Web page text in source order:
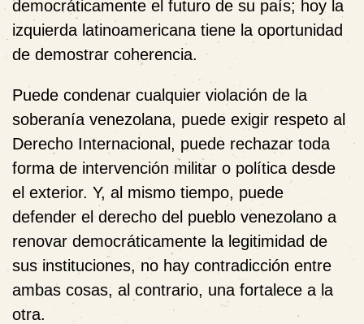
democráticamente el futuro de su país; hoy la
izquierda latinoamericana tiene la oportunidad
de demostrar coherencia.
Puede condenar cualquier violación de la
soberanía venezolana, puede exigir respeto al
Derecho Internacional, puede rechazar toda
forma de intervención militar o política desde
el exterior. Y, al mismo tiempo, puede
defender el derecho del pueblo venezolano a
renovar democráticamente la legitimidad de
sus instituciones, no hay contradicción entre
ambas cosas, al contrario, una fortalece a la
otra.